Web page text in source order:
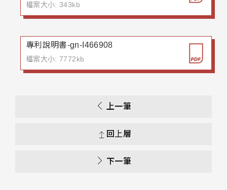
檔案大小: 343kb
專利說明書-gn-I466908
檔案大小: 7772kb
上一筆
回上層
下一筆